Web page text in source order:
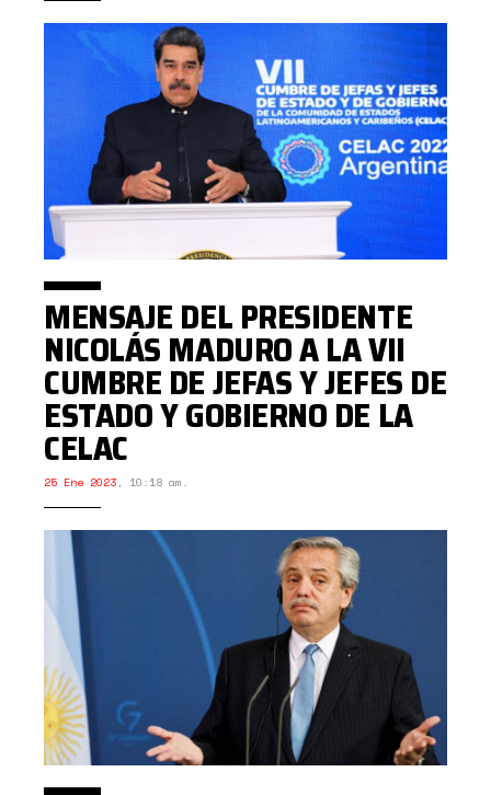
MENSAJE DEL PRESIDENTE
NICOLÁS MADURO A LA VII
CUMBRE DE JEFAS Y JEFES DE
ESTADO Y GOBIERNO DE LA
CELAC
25 Ene 2023, 10:18 am.